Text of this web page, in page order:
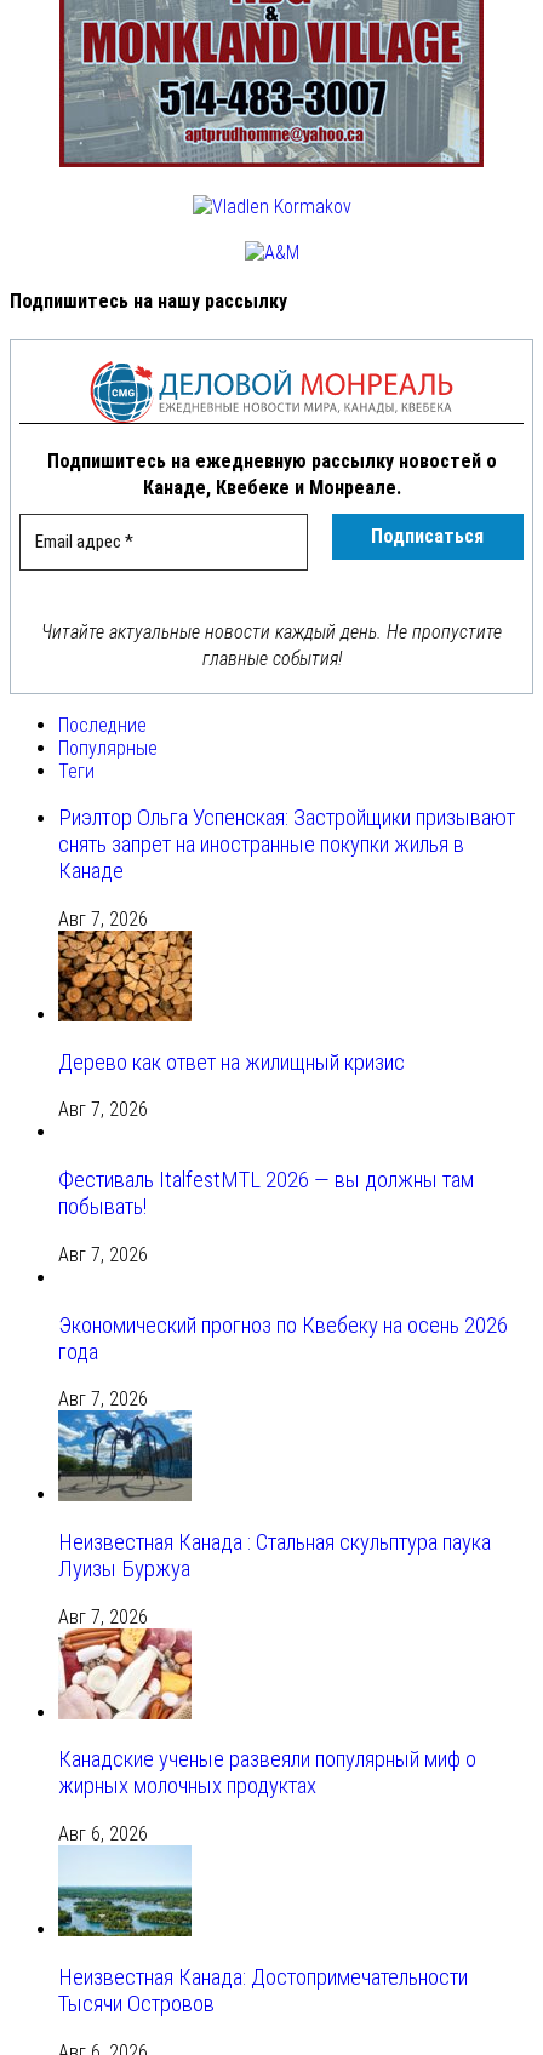
Подпишитесь на нашу рассылку
Подпишитесь на ежедневную рассылку новостей о
Канаде, Квебеке и Монреале.
Читайте актуальные новости каждый день. Не пропустите
главные события!
Последние
Популярные
Теги
Риэлтор Ольга Успенская: Застройщики призывают
снять запрет на иностранные покупки жилья в
Канаде
Авг 7, 2026
Дерево как ответ на жилищный кризис
Авг 7, 2026
Фестиваль ItalfestMTL 2026 — вы должны там
побывать!
Авг 7, 2026
Экономический прогноз по Квебеку на осень 2026
года
Авг 7, 2026
Неизвестная Канада : Стальная скульптура паука
Луизы Буржуа
Авг 7, 2026
Канадские ученые развеяли популярный миф о
жирных молочных продуктах
Авг 6, 2026
Неизвестная Канада: Достопримечательности
Тысячи Островов